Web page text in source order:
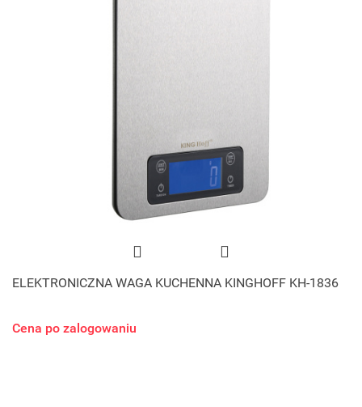
ELEKTRONICZNA WAGA KUCHENNA KINGHOFF KH-1836
Cena po zalogowaniu